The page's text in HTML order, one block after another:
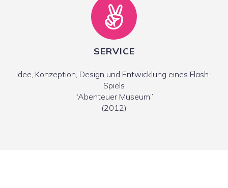
SERVICE
Idee, Konzeption, Design und Entwicklung eines Flash-
Spiels
“Abenteuer Museum”
(2012)